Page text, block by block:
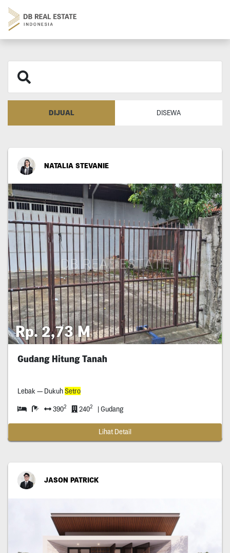
DIJUAL DISEWA
NATALIA STEVANIE
Rp. 2,73 M
Gudang Hitung Tanah
Lebak — DukuhSetro
3902 2402 | Gudang
Lihat Detail
JASON PATRICK